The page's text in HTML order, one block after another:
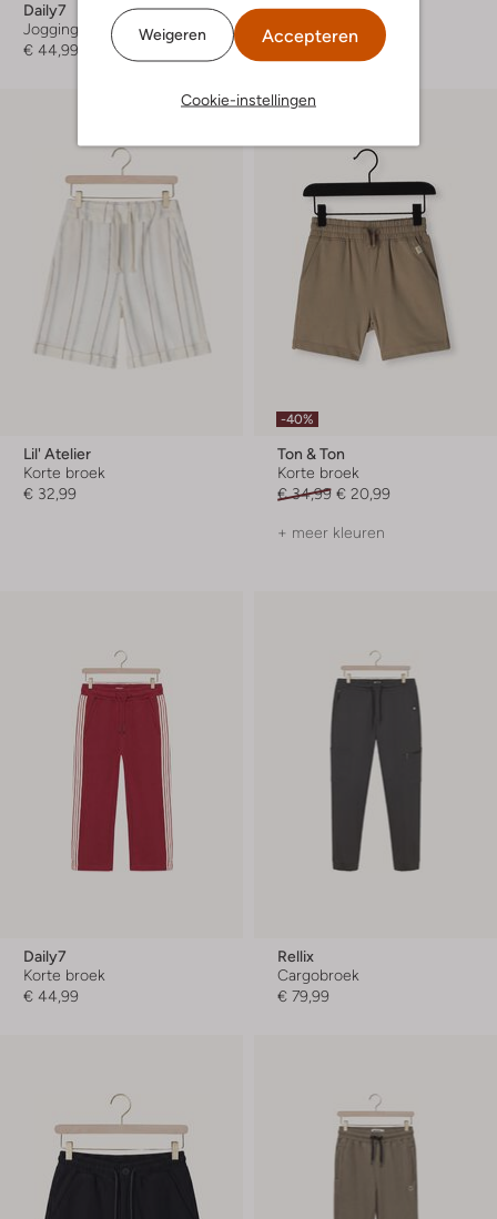
Weigeren Accepteren
Cookie-instellingen
Daily7
Joggingbroek
€ 44,99
Retour
Joggingbroek
€ 45,99
Lil' Atelier
Korte broek
€ 32,99
-40%
Ton & Ton
Korte broek
€ 34,99 € 20,99
+ meer kleuren
Daily7
Korte broek
€ 44,99
Rellix
Cargobroek
€ 79,99